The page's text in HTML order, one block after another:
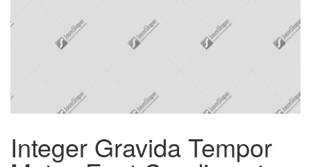
Integer Gravida Tempor